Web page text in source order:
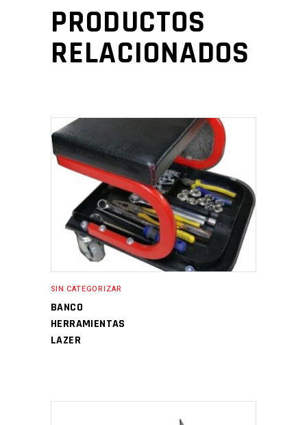
PRODUCTOS
RELACIONADOS
SIN CATEGORIZAR
BANCO
HERRAMIENTAS
LAZER